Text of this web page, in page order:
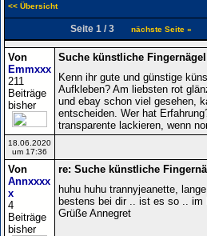
<< Übersicht
Seite 1 / 3 nächste Seite »
Von
Emmxxx
211
Beiträge
bisher
Suche künstliche
Kenn ihr gute und günstige
Aufkleben? Am liebsten rot
und ebay schon viel gesehen,
entscheiden. Wer hat
transparente lackieren, wenn
18.06.2020
um 17:36
Von
Annxxxx
x
4
Beiträge
bisher
re: Suche künstliche
huhu huhu trannyjeanette,
bestens bei dir .. ist es so .. im
Grüße Annegret